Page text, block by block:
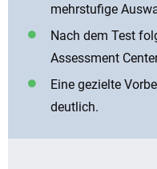
mehrstufige
Nach dem Test
Assessment
Eine gezielte
deutlich.